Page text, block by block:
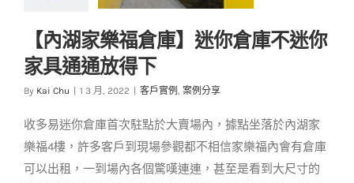
【內湖家樂福倉庫】
迷你倉庫不迷你 家具
通通放得下
【內湖家樂福倉庫】迷你倉庫不迷你
家具通通放得下
By Kai Chu 1 3 月, 2022 客戶實例 , 案例分享
收多易迷你倉庫首次駐點於大賣場內，據點坐落於內湖家
樂福4樓，許多客戶到現場參觀都不相信家樂福內會有倉庫
可以出租，一到場內各個驚嘆連連，甚至是看到大尺寸的